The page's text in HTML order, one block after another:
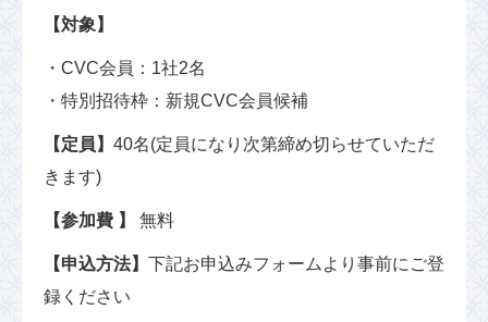
【対象】
・CVC会員：1社2名
・特別招待枠：新規CVC会員候補
【定員】 40名(定員になり次第締め切らせていただ
きます)
【参加費 】 無料
【申込方法】 下記お申込みフォームより事前にご登
録ください